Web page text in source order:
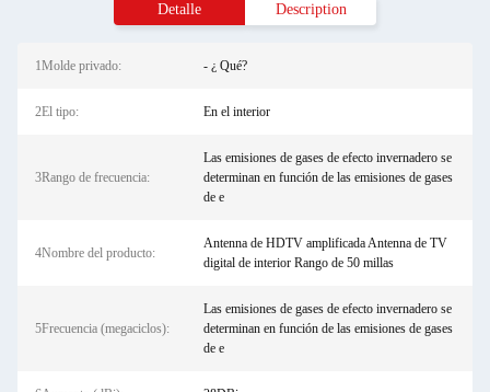
Detalle Description
1Molde privado: - ¿ Qué?
2El tipo: En el interior
3Rango de frecuencia:
Las emisiones de gases de efecto invernadero se
determinan en función de las emisiones de gases
de e
4Nombre del producto:
Antenna de HDTV amplificada Antenna de TV
digital de interior Rango de 50 millas
5Frecuencia (megaciclos):
Las emisiones de gases de efecto invernadero se
determinan en función de las emisiones de gases
de e